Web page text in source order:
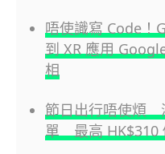
唔使識寫 Code！
到 XR 應用
相
節日出行唔使煩
單 最高 HK$310